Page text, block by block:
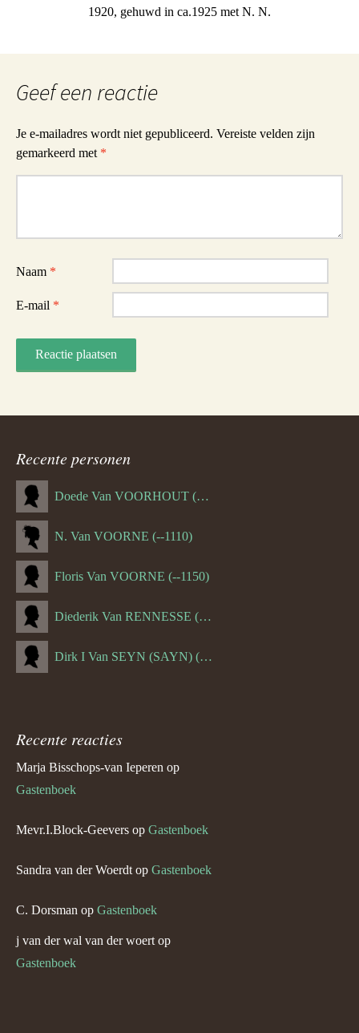
1920, gehuwd in ca.1925 met N. N.
Geef een reactie
Je e-mailadres wordt niet gepubliceerd. Vereiste velden zijn
gemarkeerd met *
Naam *
E-mail *
Recente personen
Doede Van VOORHOUT (Van FORNEHOLT) (--1101)
N. Van VOORNE (--1110)
Floris Van VOORNE (--1150)
Diederik Van RENNESSE (--1144)
Dirk I Van SEYN (SAYN) (--1120)
Recente reacties
Marja Bisschops-van Ieperen op
Gastenboek
Mevr.I.Block-Geevers op Gastenboek
Sandra van der Woerdt op Gastenboek
C. Dorsman op Gastenboek
j van der wal van der woert op
Gastenboek